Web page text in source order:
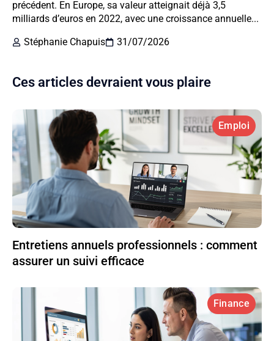
précédent. En Europe, sa valeur atteignait déjà 3,5
milliards d’euros en 2022, avec une croissance annuelle...
Stéphanie Chapuis
31/07/2026
Ces articles devraient vous plaire
Emploi
Entretiens annuels professionnels : comment
assurer un suivi efficace
Finance